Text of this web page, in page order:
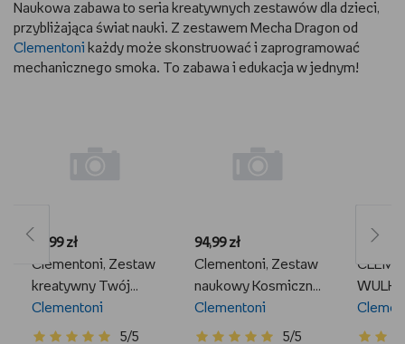
Naukowa zabawa to seria kreatywnych zestawów dla dzieci,
przybliżająca świat nauki. Z zestawem Mecha Dragon od
Clementoni każdy może skonstruować i zaprogramować
mechanicznego smoka. To zabawa i edukacja w jednym!
Clementoni, Zestaw
kreatywny Twój
mechaniczny Smok
Clementoni
5/5
92,99 zł
Clementoni, Zestaw
naukowy Kosmiczne
Eksperymenty
Malucha
Clementoni
5/5
94,99 zł
stwórz
45,15 zł